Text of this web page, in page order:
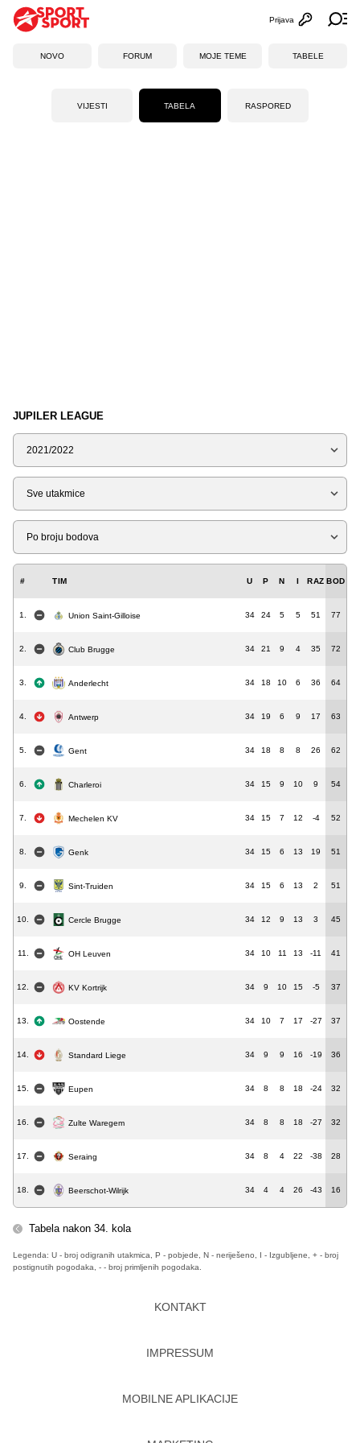
Otvori
Prijava
NOVO FORUM MOJE TEME TABELE
VIJESTI TABELA RASPORED
JUPILER LEAGUE
Sezona
Tip
Liga
# TIM U P N I RAZ BOD
1. Union Saint-Gilloise 34 24 5 5 51 77
2. Club Brugge 34 21 9 4 35 72
3. Anderlecht 34 18 10 6 36 64
4. Antwerp 34 19 6 9 17 63
5. Gent 34 18 8 8 26 62
6. Charleroi 34 15 9 10 9 54
7. Mechelen KV 34 15 7 12 -4 52
8. Genk 34 15 6 13 19 51
9. Sint-Truiden 34 15 6 13 2 51
10. Cercle Brugge 34 12 9 13 3 45
11. OH Leuven 34 10 11 13 -11 41
12. KV Kortrijk 34 9 10 15 -5 37
13. Oostende 34 10 7 17 -27 37
14. Standard Liege 34 9 9 16 -19 36
15. Eupen 34 8 8 18 -24 32
16. Zulte Waregem 34 8 8 18 -27 32
17. Seraing 34 8 4 22 -38 28
18. Beerschot-Wilrijk 34 4 4 26 -43 16
Tabela nakon 34. kola
Legenda: U - broj odigranih utakmica, P - pobjede, N - neriješeno, I - Izgubljene, + - broj
postignutih pogodaka, - - broj primljenih pogodaka.
KONTAKT
IMPRESSUM
MOBILNE APLIKACIJE